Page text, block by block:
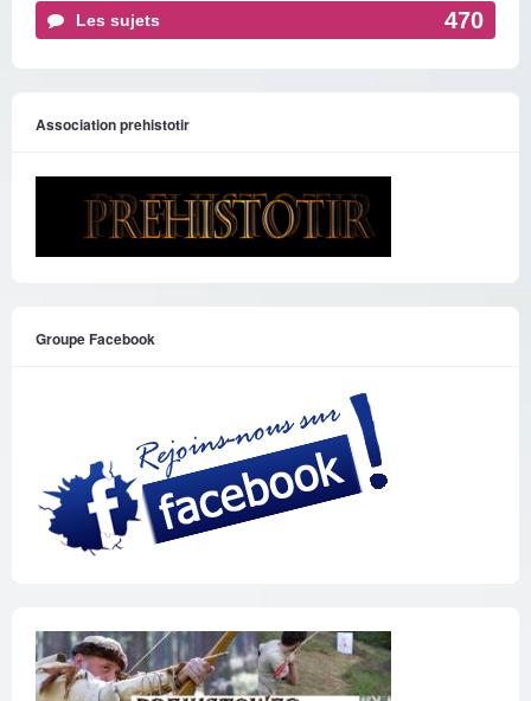
Les sujets 470
Association prehistotir
Groupe Facebook